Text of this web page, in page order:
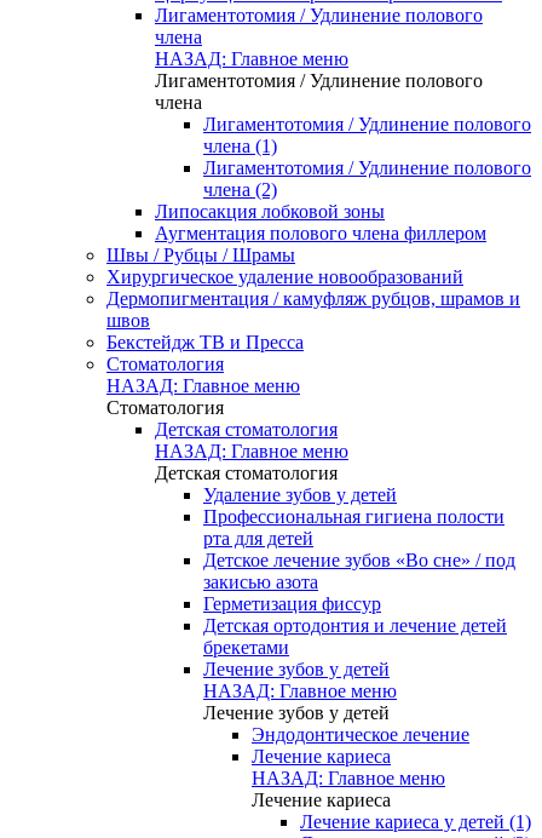
Лигаментотомия / Удлинение полового
члена
НАЗАД: Главное меню
Лигаментотомия / Удлинение полового
члена
Лигаментотомия / Удлинение полового
члена (1)
Лигаментотомия / Удлинение полового
члена (2)
Липосакция лобковой зоны
Аугментация полового члена филлером
Швы / Рубцы / Шрамы
Хирургическое удаление новообразований
Дермопигментация / камуфляж рубцов, шрамов и
швов
Бекстейдж ТВ и Пресса
Стоматология
НАЗАД: Главное меню
Стоматология
Детская стоматология
НАЗАД: Главное меню
Детская стоматология
Удаление зубов у детей
Профессиональная гигиена полости
рта для детей
Детское лечение зубов «Во сне» / под
закисью азота
Герметизация фиссур
Детская ортодонтия и лечение детей
брекетами
Лечение зубов у детей
НАЗАД: Главное меню
Лечение зубов у детей
Эндодонтическое лечение
Лечение кариеса
НАЗАД: Главное меню
Лечение кариеса
Лечение кариеса у детей (1)